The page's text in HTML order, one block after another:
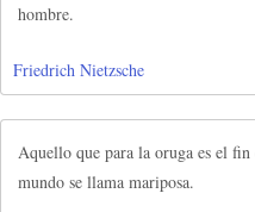
hombre.
Friedrich Nietzsche
Aquello que para la oruga es el
mundo se llama mariposa.